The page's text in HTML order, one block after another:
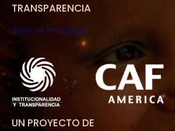
TRANSPARENCIA
Aviso de Privacidad
UN PROYECTO DE